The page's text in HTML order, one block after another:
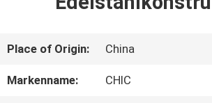
ÜBER
Place of Origin: China
Markenname: CHIC